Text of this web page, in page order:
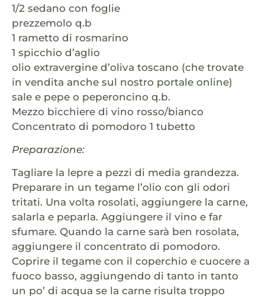
1/2 sedano con foglie
prezzemolo q.b
1 rametto di rosmarino
1 spicchio d’aglio
olio extravergine d’oliva toscano (che trovate
in vendita anche sul nostro portale online)
sale e pepe o peperoncino q.b.
Mezzo bicchiere di vino rosso/bianco
Concentrato di pomodoro 1 tubetto
Preparazione:
Tagliare la lepre a pezzi di media grandezza.
Preparare in un tegame l’olio con gli odori
tritati. Una volta rosolati, aggiungere la carne,
salarla e peparla. Aggiungere il vino e far
sfumare. Quando la carne sarà ben rosolata,
aggiungere il concentrato di pomodoro.
Coprire il tegame con il coperchio e cuocere a
fuoco basso, aggiungendo di tanto in tanto
un po’ di acqua se la carne risulta troppo